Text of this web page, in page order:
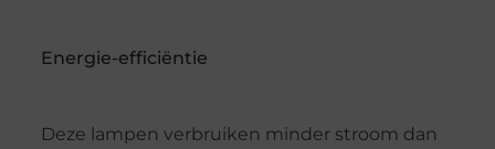
Energie-efficiëntie
Deze lampen verbruiken minder stroom dan